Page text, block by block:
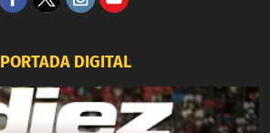
PORTADA DIGITAL